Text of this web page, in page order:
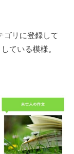
ゴリに登録して
ている模様。